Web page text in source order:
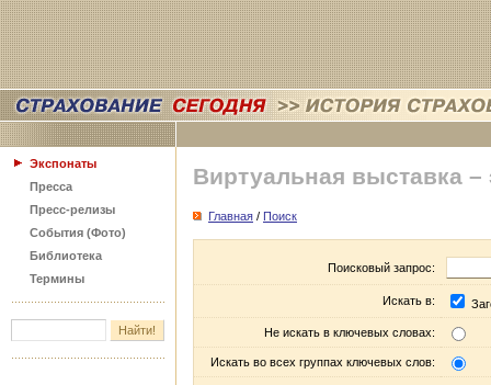
Экспонаты
Пресса
Пресс-релизы
События (Фото)
Библиотека
Термины
Виртуальная выставка –
Главная / Поиск
Поисковый запрос:
Искать в:
Не искать в ключевых словах:
Искать во всех группах ключевых слов: